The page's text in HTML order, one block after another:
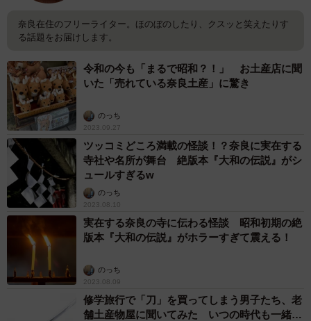
奈良在住のフリーライター。ほのぼのしたり、クスッと笑えたりす
る話題をお届けします。
令和の今も「まるで昭和？！」 お土産店に聞
いた「売れている奈良土産」に驚き
のっち
2023.09.27
ツッコミどころ満載の怪談！？奈良に実在する
寺社や名所が舞台 絶版本『大和の伝説』がシ
ュールすぎるw
のっち
2023.08.10
実在する奈良の寺に伝わる怪談 昭和初期の絶
版本『大和の伝説』がホラーすぎて震える！
のっち
2023.08.09
修学旅行で「刀」を買ってしまう男子たち、老
舗土産物屋に聞いてみた いつの時代も一緒…